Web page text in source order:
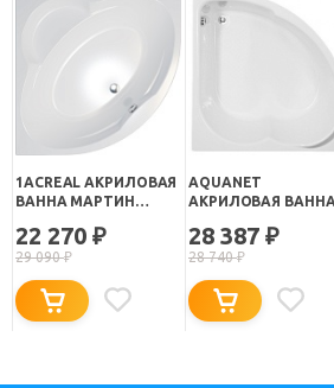
1ACREAL АКРИЛОВАЯ
ВАННА МАРТИН
22 270 ₽
29 090₽
AQUANET
АКРИЛОВАЯ ВАННА
28 387 ₽
28 740₽